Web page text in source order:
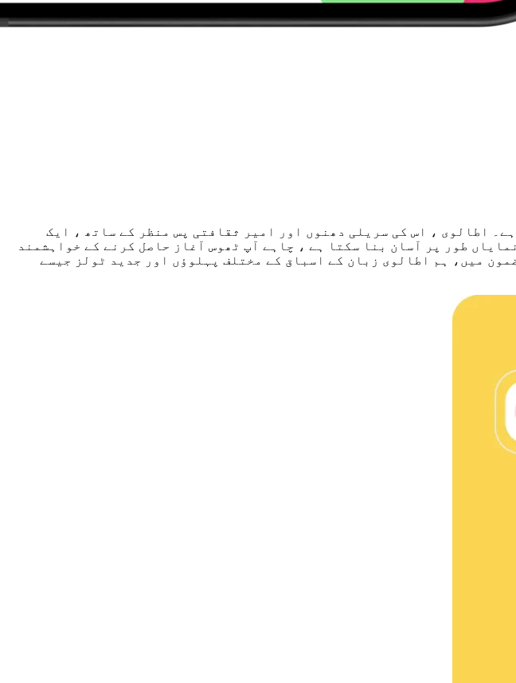
اطالوی ، اس کی سریلی دھنوں اور امیر ثقافتی پس منظر کے ساتھ ، ایک
طور پر آسان بنا سکتا ہے ، چاہے آپ ٹھوس آغاز حاصل کرنے کے خواہشمند
میں، ہم اطالوی زبان کے اسباق کے مختلف پہلوؤں اور جدید ٹولز جیسے